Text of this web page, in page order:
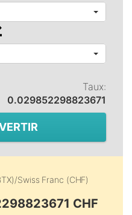
Taux:
0.029852298823671
/Swiss Franc (CHF)
CHF